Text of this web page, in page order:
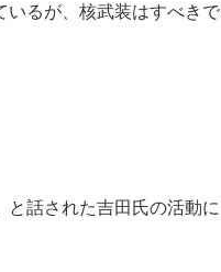
いるが、核武装はすべきで
話された吉田氏の活動に